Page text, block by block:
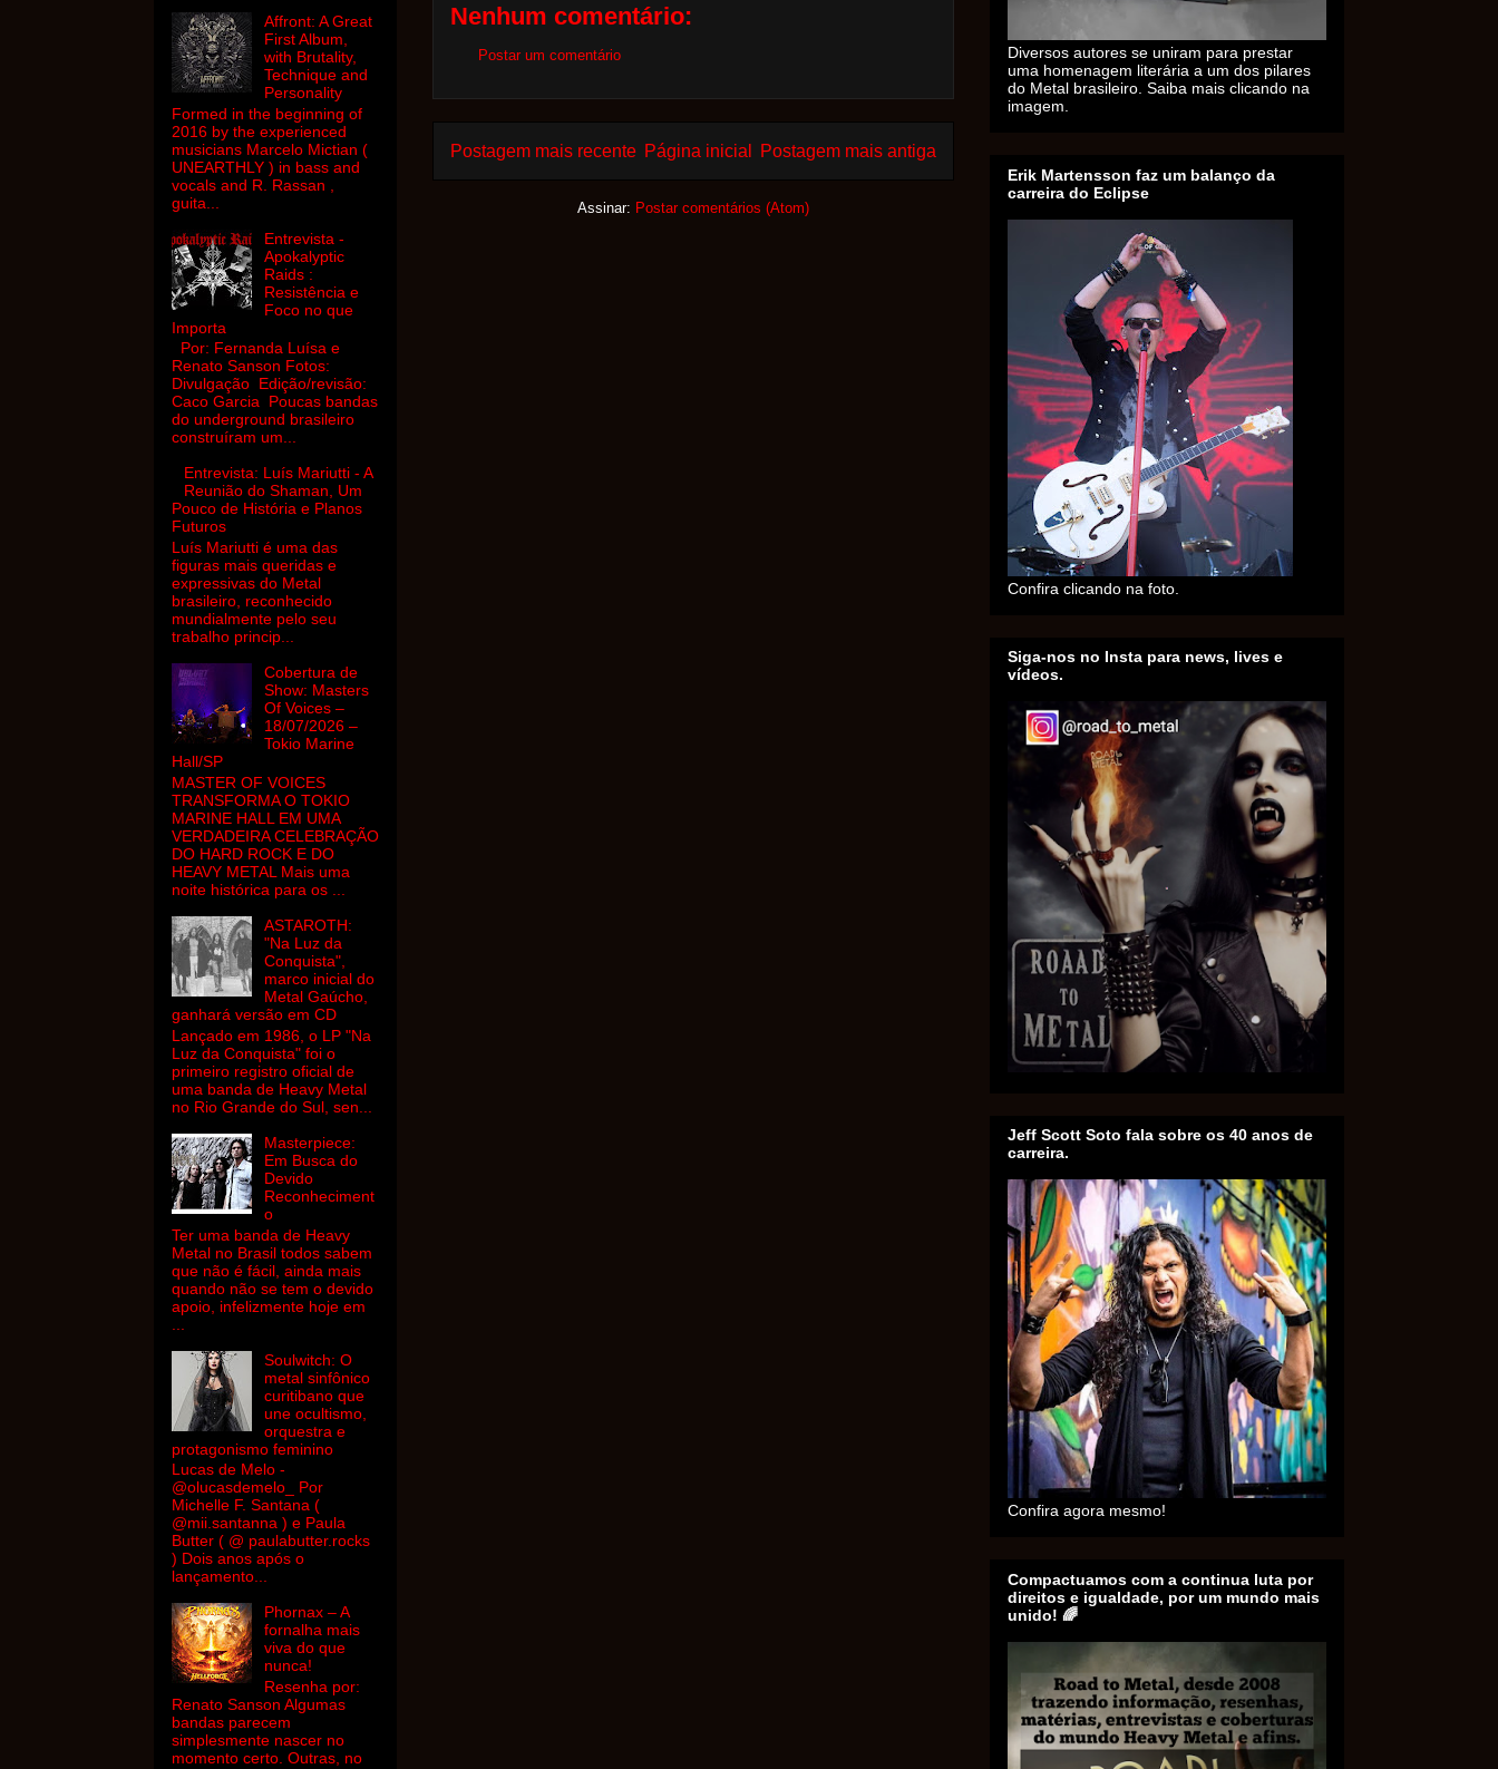
Nenhum comentário:
Postar um comentário
Postagem mais recente Postagem mais antiga
Página inicial
Assinar: Postar comentários (Atom)
Affront: A Great
First Album,
with Brutality,
Technique and
Personality
Formed in the beginning of
2016 by the experienced
musicians Marcelo Mictian (
UNEARTHLY ) in bass and
vocals and R. Rassan ,
guita...
Entrevista -
Apokalyptic
Raids :
Resistência e
Foco no que
Importa
Por: Fernanda Luísa e
Renato Sanson Fotos:
Divulgação Edição/revisão:
Caco Garcia Poucas bandas
do underground brasileiro
construíram um...
Entrevista: Luís Mariutti - A
Reunião do Shaman, Um
Pouco de História e Planos
Futuros
Luís Mariutti é uma das
figuras mais queridas e
expressivas do Metal
brasileiro, reconhecido
mundialmente pelo seu
trabalho princip...
Cobertura de
Show: Masters
Of Voices –
18/07/2026 –
Tokio Marine
Hall/SP
MASTER OF VOICES
TRANSFORMA O TOKIO
MARINE HALL EM UMA
VERDADEIRA CELEBRAÇÃO
DO HARD ROCK E DO
HEAVY METAL Mais uma
noite histórica para os ...
ASTAROTH:
"Na Luz da
Conquista",
marco inicial do
Metal Gaúcho,
ganhará versão em CD
Lançado em 1986, o LP "Na
Luz da Conquista" foi o
primeiro registro oficial de
uma banda de Heavy Metal
no Rio Grande do Sul, sen...
Masterpiece:
Em Busca do
Devido
Reconheciment
o
Ter uma banda de Heavy
Metal no Brasil todos sabem
que não é fácil, ainda mais
quando não se tem o devido
apoio, infelizmente hoje em
Soulwitch: O
metal sinfônico
curitibano que
une ocultismo,
orquestra e
protagonismo feminino
Lucas de Melo -
@olucasdemelo_ Por
Michelle F. Santana (
@mii.santanna ) e Paula
Butter ( @ paulabutter.rocks
) Dois anos após o
lançamento...
Phornax – A
fornalha mais
viva do que
nunca!
Resenha por:
Renato Sanson Algumas
bandas parecem
simplesmente nascer no
momento certo. Outras, no
Diversos autores se uniram para prestar
uma homenagem literária a um dos pilares
do Metal brasileiro. Saiba mais clicando na
imagem.
Erik Martensson faz um balanço da
carreira do Eclipse
Confira clicando na foto.
Siga-nos no Insta para news, lives e
vídeos.
Jeff Scott Soto fala sobre os 40 anos de
carreira.
Confira agora mesmo!
Compactuamos com a continua luta por
direitos e igualdade, por um mundo mais
unido! 🌈